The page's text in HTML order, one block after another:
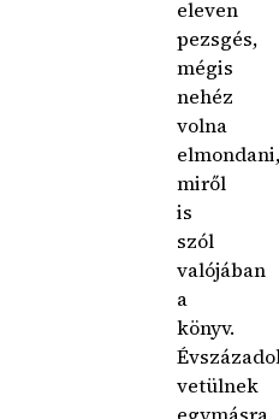
eleven
pezsgés,
mégis
nehéz
volna
miről
is
szól
valójában
a
könyv.
vetülnek